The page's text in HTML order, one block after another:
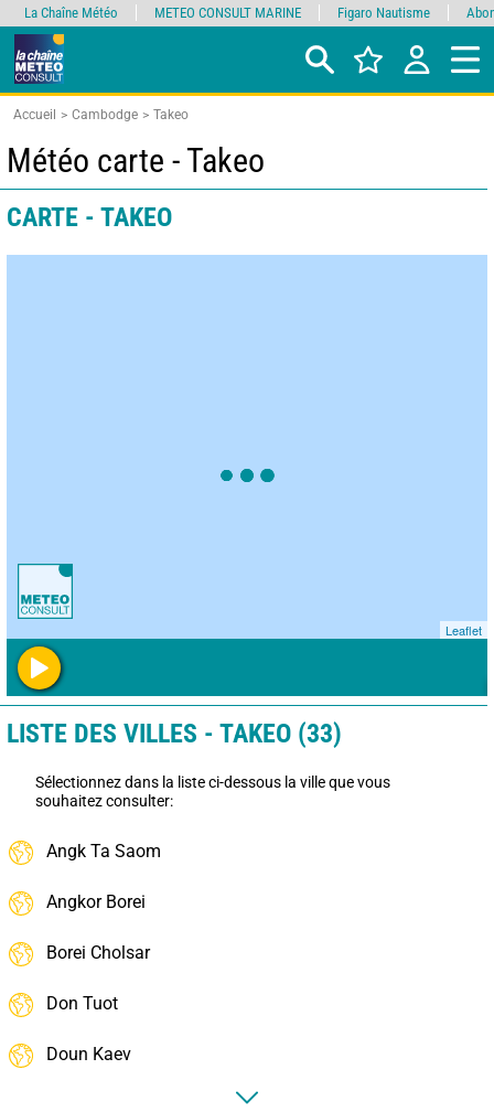
Accueil Cambodge Takeo
Météo carte - Takeo
CARTE - TAKEO
Leaflet
LISTE DES VILLES - TAKEO (33)
Sélectionnez dans la liste ci-dessous la ville que vous
souhaitez consulter:
Angk Ta Saom
Angkor Borei
Borei Cholsar
Don Tuot
Doun Kaev
La Chaîne Météo METEO CONSULT MARINE Figaro Nautisme